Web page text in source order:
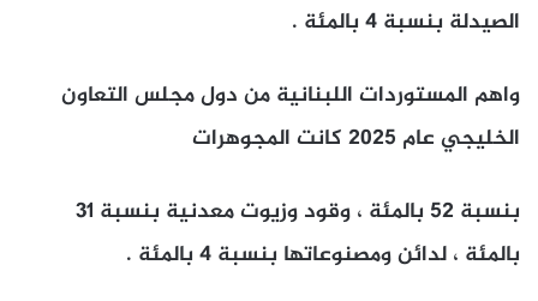
الصيدلة بنسبة 4 بالمئة .
واهم المستوردات اللبنانية من دول مجلس التعاون
الخليجي عام 2025 كانت المجوهرات
بنسبة 52 بالمئة ، وقود وزيوت معدنية بنسبة 31
بالمئة ، لدائن ومصنوعاتها بنسبة 4 بالمئة .